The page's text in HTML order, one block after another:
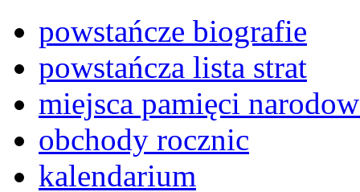
powstańcze biografie
powstańcza lista strat
miejsca pamięci
obchody rocznic
kalendarium